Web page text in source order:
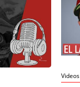
Videos